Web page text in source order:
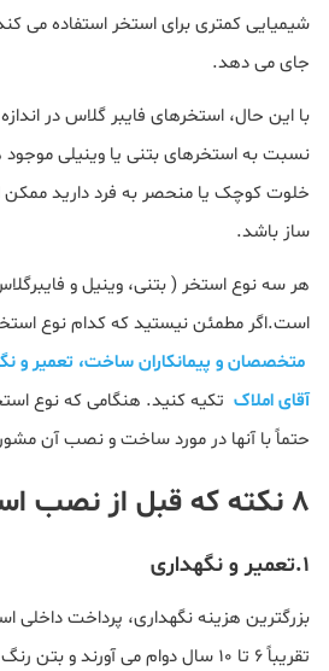
شیمیایی کمتری برای استخر استفاده می
جای می دهد.
با این حال، استخرهای فایبر گلاس در
نسبت به استخرهای بتنی یا وینیلی
خلوت کوچک یا منحصر به فرد دارید
ساز باشد.
هر سه نوع استخر ( بتنی، وینیل و
است.اگر مطمئن نیستید که کدام نوع
متخصصان و پیمانکاران ساخت، تعمیر و
آقای املاک تکیه کنید. هنگامی که نوع
حتماً با آنها در مورد ساخت و نصب آن
۸ نکته که قبل از نصب استخر باید بدانید
۱.تعمیر و نگهداری
بزرگترین هزینه نگهداری، پرداخت داخلی
تقریباً ۶ تا ۱۰ سال دوام می آورند